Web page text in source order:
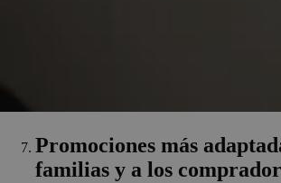
Promociones más
familias y a los